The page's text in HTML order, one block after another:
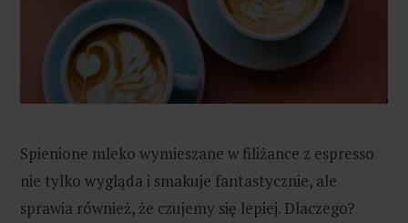
Spienione mleko wymieszane w filiżance z espresso
nie tylko wygląda i smakuje fantastycznie, ale
sprawia również, że czujemy się lepiej. Dlaczego?